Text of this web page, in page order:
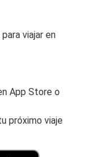
viajar en
App Store o
próximo viaje